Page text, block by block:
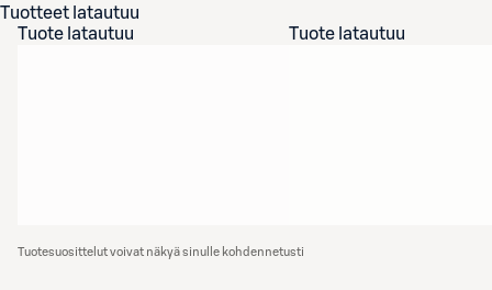
Tuotteet latautuu
Tuote latautuu
Tuote latautuu
Tuotesuosittelut voivat näkyä sinulle kohdennetusti